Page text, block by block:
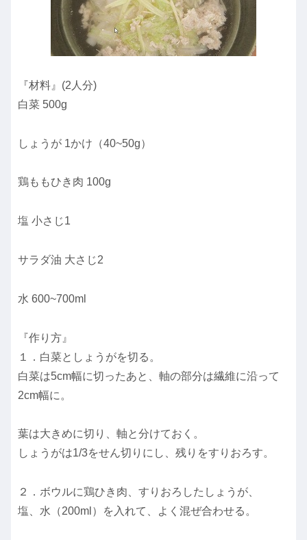
『材料』(2人分)
白菜 500g
しょうが 1かけ（40~50g）
鶏ももひき肉 100g
塩 小さじ1
サラダ油 大さじ2
水 600~700ml
『作り方』
１．白菜としょうがを切る。
白菜は5cm幅に切ったあと、軸の部分は繊維に沿って
2cm幅に。
葉は大きめに切り、軸と分けておく。
しょうがは1/3をせん切りにし、残りをすりおろす。
２．ボウルに鶏ひき肉、すりおろしたしょうが、
塩、水（200ml）を入れて、よく混ぜ合わせる。